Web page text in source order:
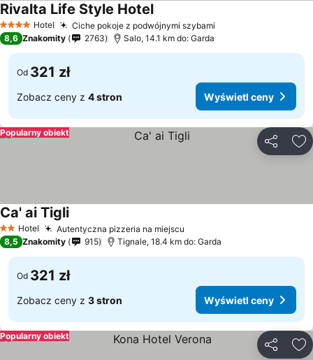
4 KategoriaHotel Ciche pokoje z podwójnymi szybami
Rivalta Life Style Hotel
8,6 Znakomity 2763 Salo, 14.1 km do: Garda
Od 321 zł
Zobacz ceny z 4 stron Wyświetl ceny
Popularny obiekt
2 Kategoria
Hotel Autentyczna pizzeria na miejscu
Ca' ai Tigli
8,5 Znakomity 915 Tignale, 18.4 km do: Garda
Od 321 zł
Zobacz ceny z 3 stron Wyświetl ceny
Popularny obiekt